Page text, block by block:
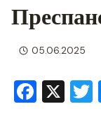
05.06.2025
F X